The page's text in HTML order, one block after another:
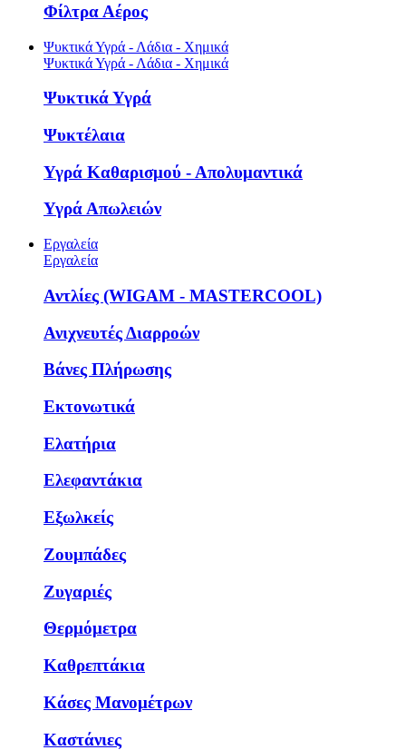
Φίλτρα Αέρος
Ψυκτικά Υγρά - Λάδια - Χημικά
Ψυκτικά Υγρά - Λάδια - Χημικά
Ψυκτικά Υγρά
Ψυκτέλαια
Υγρά Καθαρισμού - Απολυμαντικά
Υγρά Απωλειών
Εργαλεία
Εργαλεία
Αντλίες (WIGAM - MASTERCOOL)
Ανιχνευτές Διαρροών
Βάνες Πλήρωσης
Εκτονωτικά
Ελατήρια
Ελεφαντάκια
Εξωλκείς
Ζουμπάδες
Ζυγαριές
Θερμόμετρα
Καθρεπτάκια
Κάσες Μανομέτρων
Καστάνιες